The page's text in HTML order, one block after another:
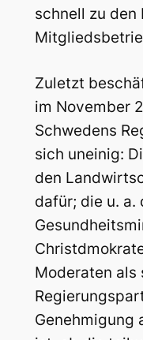
schnell zu
Zuletzt
im November
Schwedens
sich uneinig:
den
dafür; die u. a.
Moderaten als
Genehmigung